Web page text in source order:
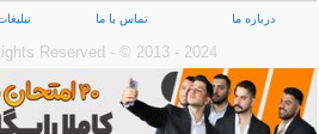
درباره ما تماس با ما
Reserved - © 2013 - 2024